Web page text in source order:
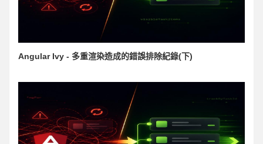
Angular Ivy - 多重渲染造成的錯誤排除紀錄(下)